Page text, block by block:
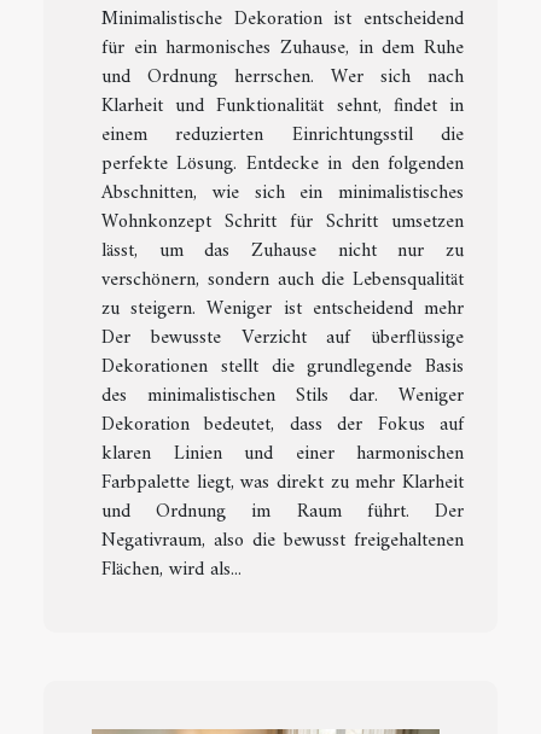
Minimalistische Dekoration ist entscheidend
für ein harmonisches Zuhause, in dem Ruhe
und Ordnung herrschen. Wer sich nach
Klarheit und Funktionalität sehnt, findet in
einem reduzierten Einrichtungsstil die
perfekte Lösung. Entdecke in den folgenden
Abschnitten, wie sich ein minimalistisches
Wohnkonzept Schritt für Schritt umsetzen
lässt, um das Zuhause nicht nur zu
verschönern, sondern auch die Lebensqualität
zu steigern. Weniger ist entscheidend mehr
Der bewusste Verzicht auf überflüssige
Dekorationen stellt die grundlegende Basis
des minimalistischen Stils dar. Weniger
Dekoration bedeutet, dass der Fokus auf
klaren Linien und einer harmonischen
Farbpalette liegt, was direkt zu mehr Klarheit
und Ordnung im Raum führt. Der
Negativraum, also die bewusst freigehaltenen
Flächen, wird als...